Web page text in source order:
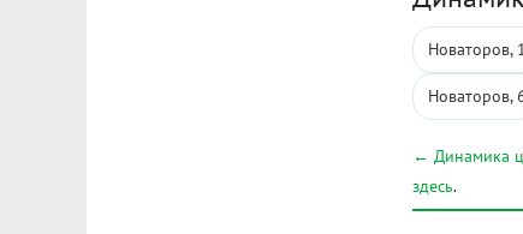
Новаторов,
Новаторов,
← Динамика
здесь.